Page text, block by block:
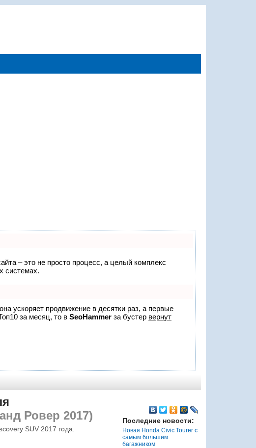
– это не просто процесс, а целый комплекс
системах.
ускоряет продвижение в десятки раз, а первые
за месяц, то в SeoHammer за бустер вернут
Ровер 2017)
SUV 2017 года.
Последние новости:
Новая Honda Civic Tourer с
самым большим
багажником